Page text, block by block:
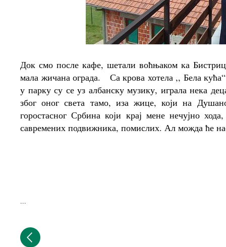
Док смо после кафе, шетали воћњаком ка
мала жичана ограда. Са крова хотела ,, Бела
у парку су се уз албанску музику, играла нека
због оног света тамо, иза жице, који на
горостасног Србина који крај мене нечујно
савремених подвижника, помислих. Ал можда ће
...